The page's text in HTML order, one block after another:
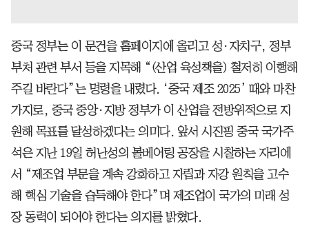
중국 정부는 이 문건을 홈페이지에 올리고 성·자치구, 정부
부처 관련 부서 등을 지목해 “(산업 육성책을) 철저히 이행해
주길 바란다”는 명령을 내렸다. ‘중국 제조 2025’ 때와 마찬
가지로, 중국 중앙·지방 정부가 이 산업을 전방위적으로 지
원해 목표를 달성하겠다는 의미다. 앞서 시진핑 중국 국가주
석은 지난 19일 허난성의 볼베어링 공장을 시찰하는 자리에
서 “제조업 부문을 계속 강화하고 자립과 자강 원칙을 고수
해 핵심 기술을 습득해야 한다”며 제조업이 국가의 미래 성
장 동력이 되어야 한다는 의지를 밝혔다.